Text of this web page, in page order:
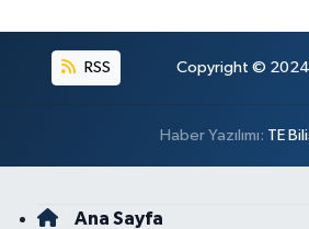
RSS Copyright © 2024.
Haber Yazılımı: TE
Ana Sayfa